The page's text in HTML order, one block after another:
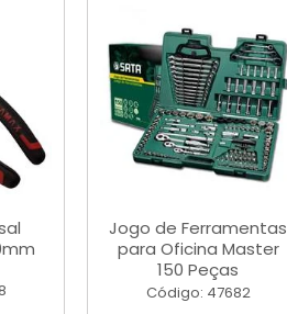
Jogo de Ferramentas
para Oficina Master
150 Peças
Código: 47682